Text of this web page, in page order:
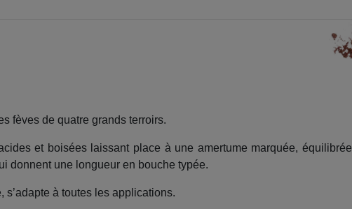
fèves de quatre grands terroirs.
et boisées laissant place à une amertume marquée, équilibrée
donnent une longueur en bouche typée.
à toutes les applications.